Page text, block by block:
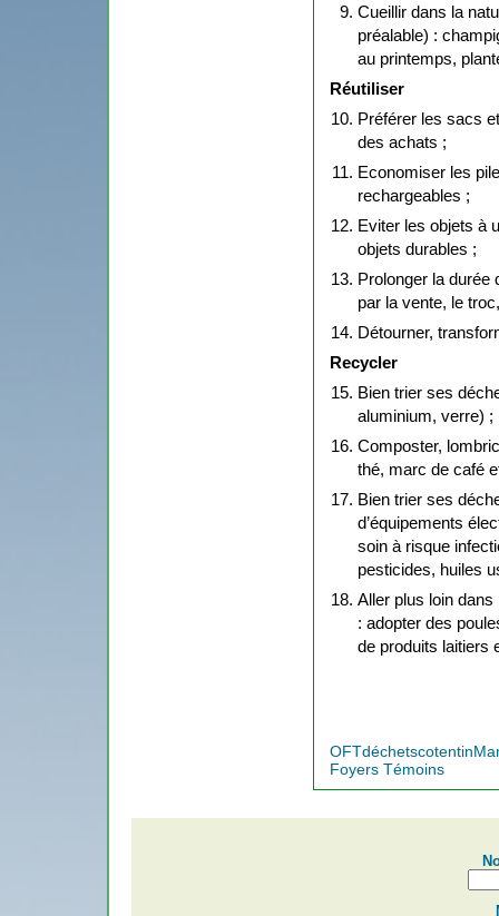
Cueillir dans la
préalable) :
au printemps,
Réutiliser
Préférer les sacs
des achats ;
Economiser les
rechargeables ;
Eviter les objets à
objets durables ;
Prolonger la durée
par la vente, le
Détourner,
Recycler
Bien trier ses
aluminium, verre) ;
Composter,
thé, marc de café
Bien trier ses
d’équipements
soin à risque
pesticides, huiles
Aller plus loin
: adopter des
de produits laitiers
OFTdéchetscotentin
Foyers Témoins